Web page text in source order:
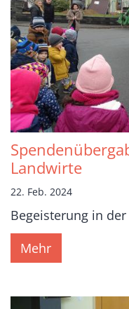
Landwirte
22. Feb. 2024
Begeisterung in der
Mehr